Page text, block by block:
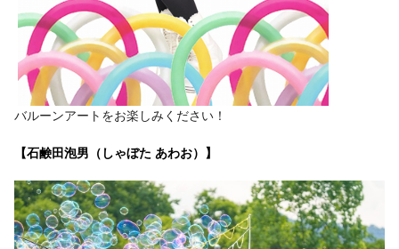
バルーンアートをお楽しみください！
【石鹸田泡男（しゃぼた あわお）】